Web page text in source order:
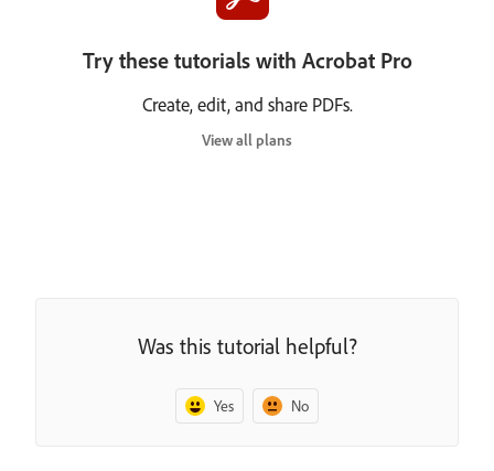
Try these tutorials with Acrobat Pro
Create, edit, and share PDFs.
View all plans
Was this tutorial helpful?
Yes No